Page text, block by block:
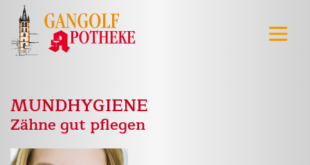
MUNDHYGIENE
Zähne gut pflegen